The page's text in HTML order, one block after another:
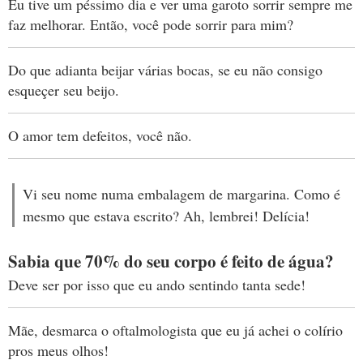
Eu tive um péssimo dia e ver uma garoto sorrir sempre me
faz melhorar. Então, você pode sorrir para mim?
Do que adianta beijar várias bocas, se eu não consigo
esqueçer seu beijo.
O amor tem defeitos, você não.
Vi seu nome numa embalagem de margarina. Como é
mesmo que estava escrito? Ah, lembrei! Delícia!
Sabia que 70% do seu corpo é feito de água?
Deve ser por isso que eu ando sentindo tanta sede!
Mãe, desmarca o oftalmologista que eu já achei o colírio
pros meus olhos!